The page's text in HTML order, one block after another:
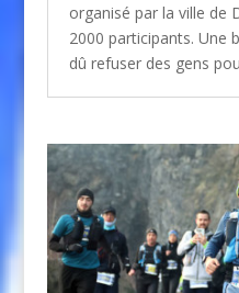
organisé par la ville de
2000 participants. Une
dû refuser des gens